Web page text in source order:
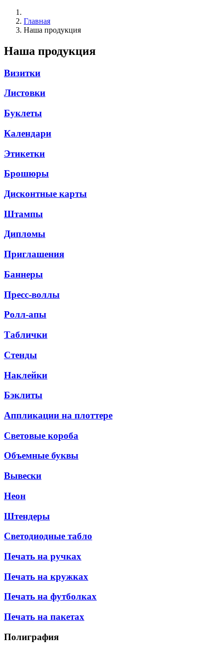
Главная
Наша продукция
Наша продукция
Визитки
Листовки
Буклеты
Календари
Этикетки
Брошюры
Дисконтные карты
Штампы
Дипломы
Приглашения
Баннеры
Пресс-воллы
Ролл-апы
Таблички
Стенды
Наклейки
Бэклиты
Аппликации на плоттере
Световые короба
Объемные буквы
Вывески
Неон
Штендеры
Светодиодные табло
Печать на ручках
Печать на кружках
Печать на футболках
Печать на пакетах
Полиграфия